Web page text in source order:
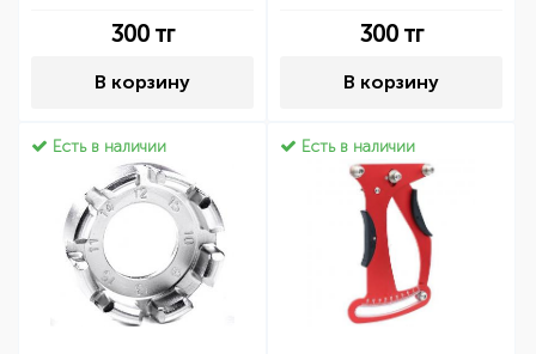
300тг
В корзину
300тг
В корзину
Есть в наличии Есть в наличии